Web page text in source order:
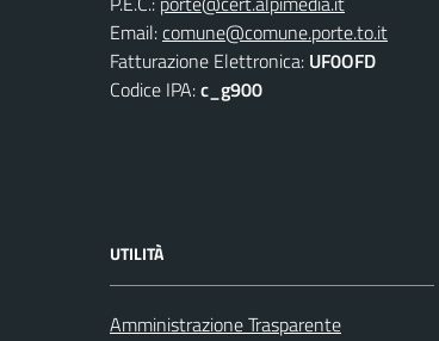
Email:comune@comune.porte.to.it
Fatturazione Elettronica: UF0OFD
Codice IPA:c_g900
UTILITÀ
Amministrazione Trasparente